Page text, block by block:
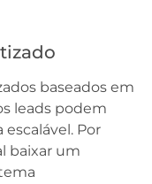
baseados em
leads podem
Por
baixar um